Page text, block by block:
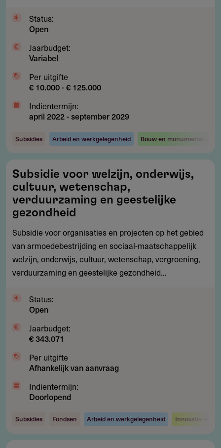
Status:
Open
Jaarbudget:
Variabel
Per uitgifte
€ 10.000 - € 125.000
Indientermijn:
april 2022-september 2029
Subsidies Arbeid en werkgelegenheid Bouw en monumentenzorg
voor
welzijn,
onderwijs,
cultuur,
wetenschap,
verduurzaming
en
geestelijke
Subsidie voor welzijn, onderwijs,
cultuur, wetenschap,
verduurzaming en geestelijke
gezondheid
Subsidie voor organisaties en projecten op het gebied
van armoedebestrijding en sociaal-maatschappelijk
welzijn, onderwijs, cultuur, wetenschap, vergroening,
verduurzaming en geestelijke gezondheid...
Status:
Open
Jaarbudget:
€ 343.071
Per uitgifte
Afhankelijk van aanvraag
Indientermijn:
Doorlopend
Subsidies Fondsen Arbeid en werkgelegenheid Innovatie en